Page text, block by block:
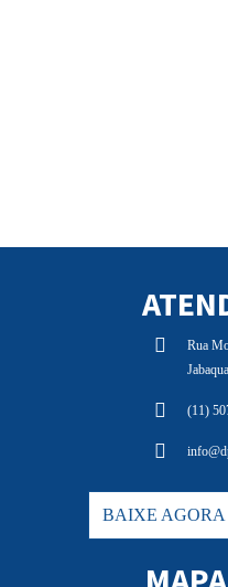
Rua
(11)
BAIXE AGORA